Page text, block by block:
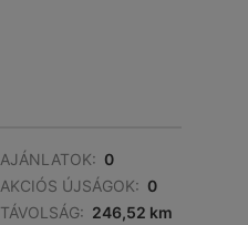
AJÁNLATOK: 0
AKCIÓS ÚJSÁGOK: 0
TÁVOLSÁG: 246,52 km